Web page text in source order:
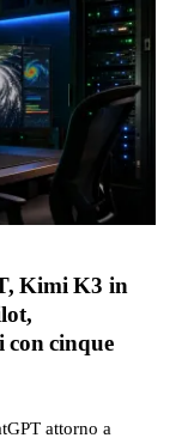
e degli
Kimi K3 in
con cinque
attorno a